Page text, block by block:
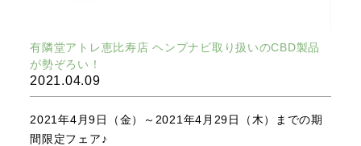
有隣堂アトレ恵比寿店 ヘンプナビ取り扱いのCBD製品
が勢ぞろい！
2021.04.09
2021年4月9日（金）～2021年4月29日（木）までの期
間限定フェア♪